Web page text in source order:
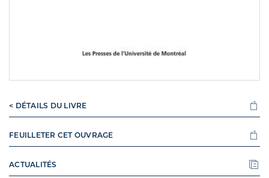
< DÉTAILS DU LIVRE
FEUILLETER CET OUVRAGE
ACTUALITÉS